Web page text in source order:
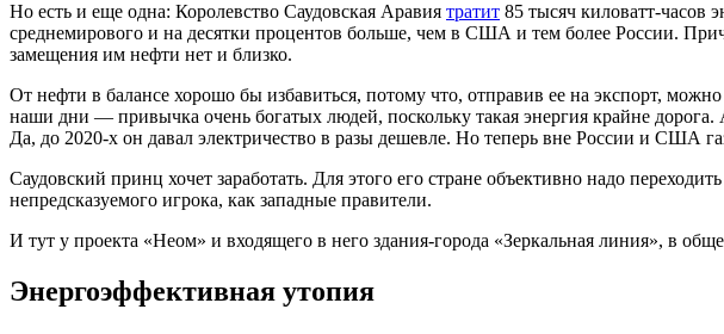
Но есть и еще одна: Королевство Саудовская Аравия тратит 85 тысяч киловатт-часов
среднемирового и на десятки процентов больше, чем в США и тем более России.
замещения им нефти нет и близко.
От нефти в балансе хорошо бы избавиться, потому что, отправив ее на экспорт,
наши дни — привычка очень богатых людей, поскольку такая энергия крайне
Да, до 2020-х он давал электричество в разы дешевле. Но теперь вне России и США
Саудовский принц хочет заработать. Для этого его стране объективно надо
непредсказуемого игрока, как западные правители.
И тут у проекта «Неом» и входящего в него здания-города «Зеркальная линия», в
Энергоэффективная утопия